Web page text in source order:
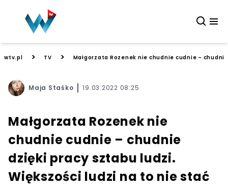
wtv.pl > TV > Małgorzata Rozenek nie chudnie cudnie –
Maja Staśko 19.03.2022 08:25
Małgorzata Rozenek nie
chudnie cudnie – chudnie
dzięki pracy sztabu ludzi.
Większości ludzi na to nie stać